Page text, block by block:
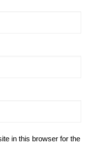
in this browser for the